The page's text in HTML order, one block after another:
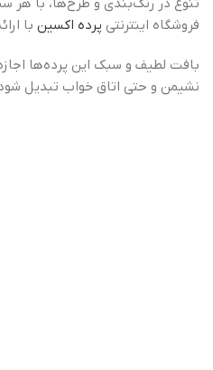
تنوع در رنگ‌بندی و طرح‌ها، با هر
فروشگاه اینترنتی پرده اکسین با
بافت لطیف و سبک این پرده‌ها
نشیمن و حتی اتاق خواب تبدیل